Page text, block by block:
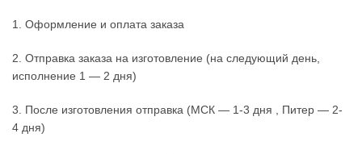
1. Оформление и оплата заказа
2. Отправка заказа на изготовление (на следующий день,
исполнение 1 — 2 дня)
3. После изготовления отправка (МСК — 1-3 дня , Питер — 2-
4 дня)